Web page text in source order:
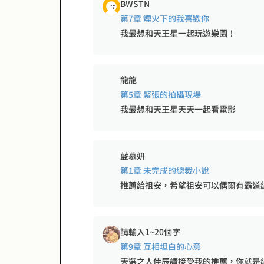
BWSTN
第7章 煙火下的我喜歡你
我最想和天王星一起玩遊樂園！
龍龍
第5章 緊張的拍攝現場
我最想和天王星天天一起看電影
藍慕妍
第1章 未完成的總裁小說
推薦給祖安，希望祖安可以偶爾有霸道
請輸入1~20個字
第9章 互相坦白的心意
天選之人佳辰請接受我的推薦，你就是